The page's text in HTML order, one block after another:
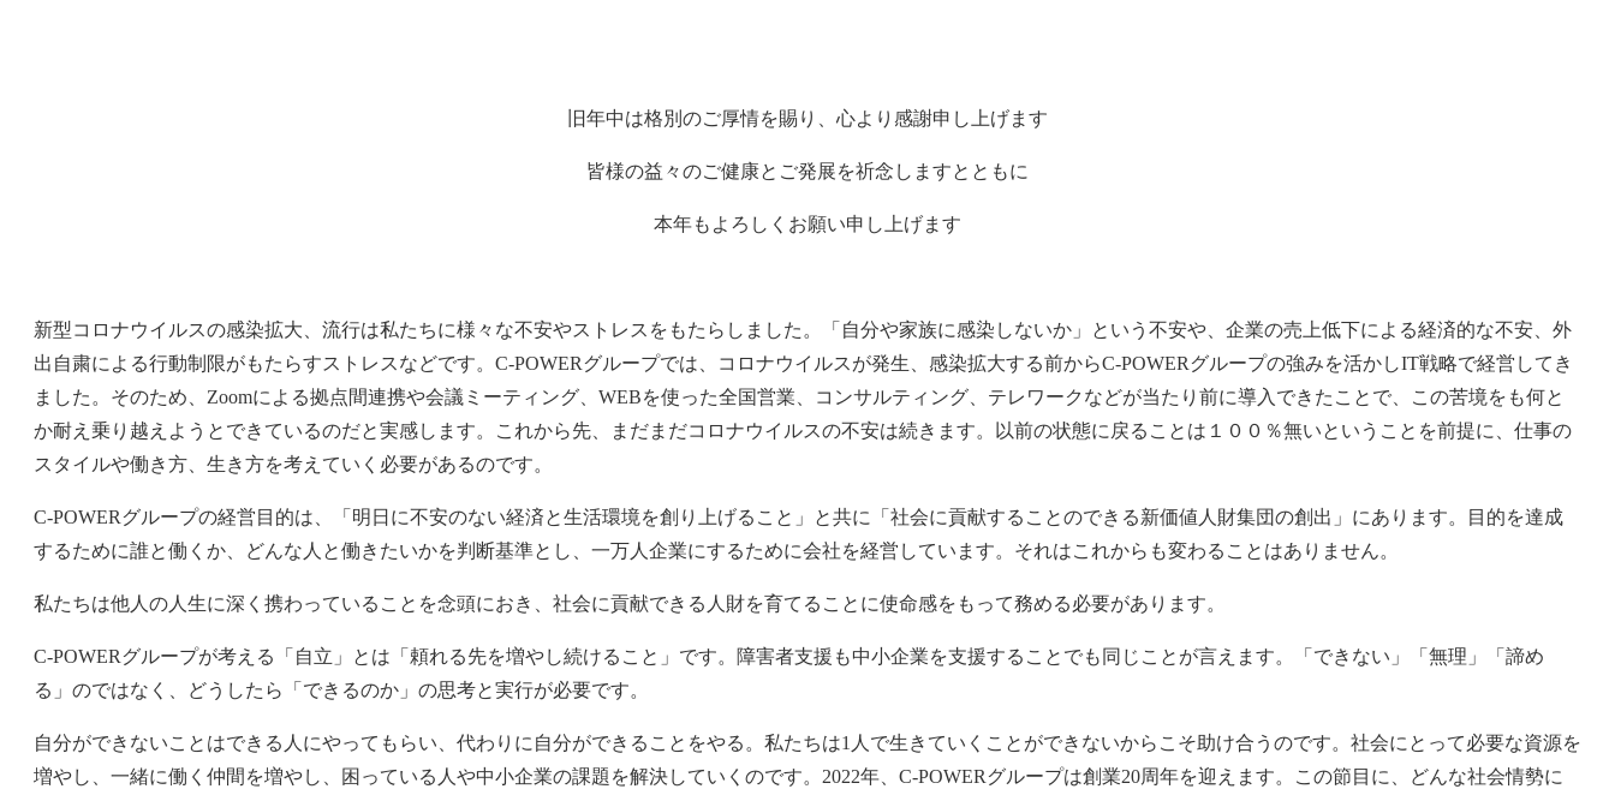
旧年中は格別のご厚情を賜り、心より感謝申し上げます
皆様の益々のご健康とご発展を祈念しますとともに
本年もよろしくお願い申し上げます
新型コロナウイルスの感染拡大、流行は私たちに様々な不安やストレスをもたらしました。「自分や家族に感染しないか」という不安や、企業の売上低下による経済的な不安、外
出自粛による行動制限がもたらすストレスなどです。C-POWERグループでは、コロナウイルスが発生、感染拡大する前からC-POWERグループの強みを活かしIT戦略で経営してき
ました。そのため、Zoomによる拠点間連携や会議ミーティング、WEBを使った全国営業、コンサルティング、テレワークなどが当たり前に導入できたことで、この苦境をも何と
か耐え乗り越えようとできているのだと実感します。これから先、まだまだコロナウイルスの不安は続きます。以前の状態に戻ることは１００％無いということを前提に、仕事の
スタイルや働き方、生き方を考えていく必要があるのです。
C-POWERグループの経営目的は、「明日に不安のない経済と生活環境を創り上げること」と共に「社会に貢献することのできる新価値人財集団の創出」にあります。目的を達成
するために誰と働くか、どんな人と働きたいかを判断基準とし、一万人企業にするために会社を経営しています。それはこれからも変わることはありません。
私たちは他人の人生に深く携わっていることを念頭におき、社会に貢献できる人財を育てることに使命感をもって務める必要があります。
C-POWERグループが考える「自立」とは「頼れる先を増やし続けること」です。障害者支援も中小企業を支援することでも同じことが言えます。「できない」「無理」「諦め
る」のではなく、どうしたら「できるのか」の思考と実行が必要です。
自分ができないことはできる人にやってもらい、代わりに自分ができることをやる。私たちは1人で生きていくことができないからこそ助け合うのです。社会にとって必要な資源を
増やし、一緒に働く仲間を増やし、困っている人や中小企業の課題を解決していくのです。2022年、C-POWERグループは創業20周年を迎えます。この節目に、どんな社会情勢に